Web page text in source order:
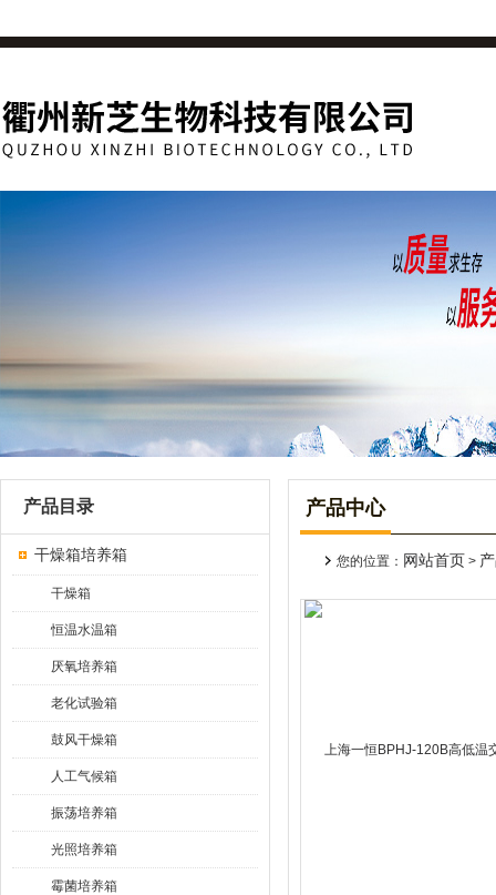
产品目录
干燥箱培养箱
干燥箱
恒温水温箱
厌氧培养箱
老化试验箱
鼓风干燥箱
人工气候箱
振荡培养箱
光照培养箱
霉菌培养箱
产品中心
您的位置： 网站首页 >